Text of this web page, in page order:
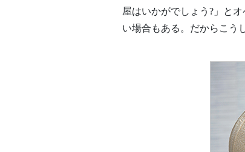
屋はいかがでしょう?」と
い場合もある。だからこう